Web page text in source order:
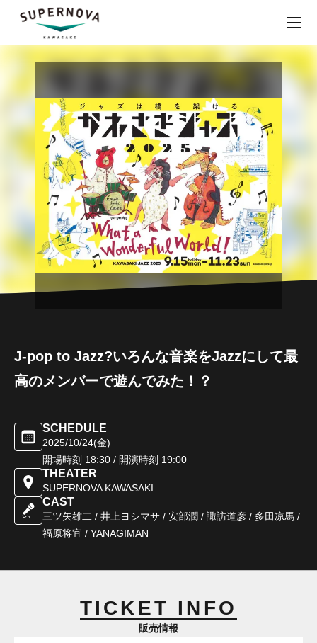
J-pop to Jazz?いろんな音楽をJazzにして最
高のメンバーで遊んでみた！？
SCHEDULE
2025/10/24(金)
開場時刻 18:30 / 開演時刻 19:00
THEATER
SUPERNOVA KAWASAKI
CAST
三ツ矢雄二 / 井上ヨシマサ / 安部潤 / 諏訪道彦 / 多田凉馬 /
福原将宜 / YANAGIMAN
TICKET INFO
販売情報